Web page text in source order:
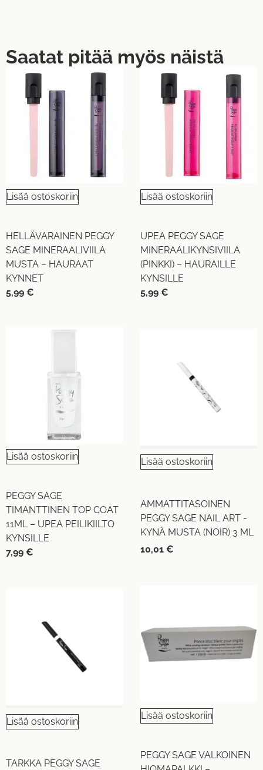
Saatat pitää myös näistä
Lisää ostoskoriin
HELLÄVARAINEN PEGGY
SAGE MINERAALIVIILA
MUSTA – HAURAAT
KYNNET
5,99 €
Lisää ostoskoriin
UPEA PEGGY SAGE
MINERAALIKYNSIVIILA
(PINKKI) – HAURAILLE
KYNSILLE
5,99 €
Lisää ostoskoriin
PEGGY SAGE
TIMANTTINEN TOP COAT
11ML – UPEA PEILIKIILTO
KYNSILLE
7,99 €
Lisää ostoskoriin
AMMATTITASOINEN
PEGGY SAGE NAIL ART -
KYNÄ MUSTA (NOIR) 3 ML
10,01 €
Lisää ostoskoriin
TARKKA PEGGY SAGE
Lisää ostoskoriin
PEGGY SAGE VALKOINEN